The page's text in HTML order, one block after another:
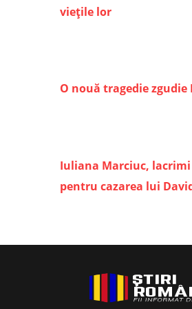
viețile lor
O nouă tragedie
Iuliana Marciuc,
pentru cazarea lui